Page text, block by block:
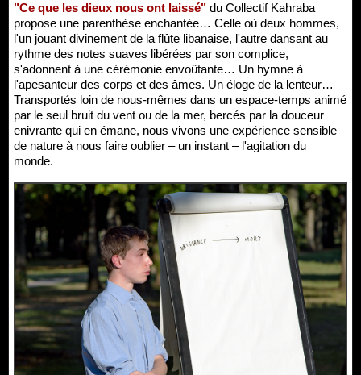
"Ce que les dieux nous ont laissé" du Collectif Kahraba
propose une parenthèse enchantée… Celle où deux hommes,
l'un jouant divinement de la flûte libanaise, l'autre dansant au
rythme des notes suaves libérées par son complice,
s'adonnent à une cérémonie envoûtante… Un hymne à
l'apesanteur des corps et des âmes. Un éloge de la lenteur…
Transportés loin de nous-mêmes dans un espace-temps animé
par le seul bruit du vent ou de la mer, bercés par la douceur
enivrante qui en émane, nous vivons une expérience sensible
de nature à nous faire oublier – un instant – l'agitation du
monde.